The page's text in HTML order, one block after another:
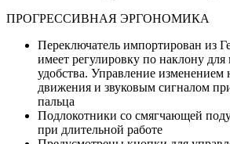
ПРОГРЕССИВНАЯ ЭРГОНОМИКА
Переключатель импортирован из
имеет регулировку по наклону
удобства. Управление изменением
движения и звуковым сигналом
пальца
Подлокотники со смягчающей
при длительной работе